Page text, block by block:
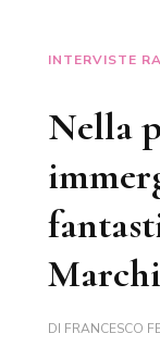
INTERVISTE
Nella
DI FRANCESCO